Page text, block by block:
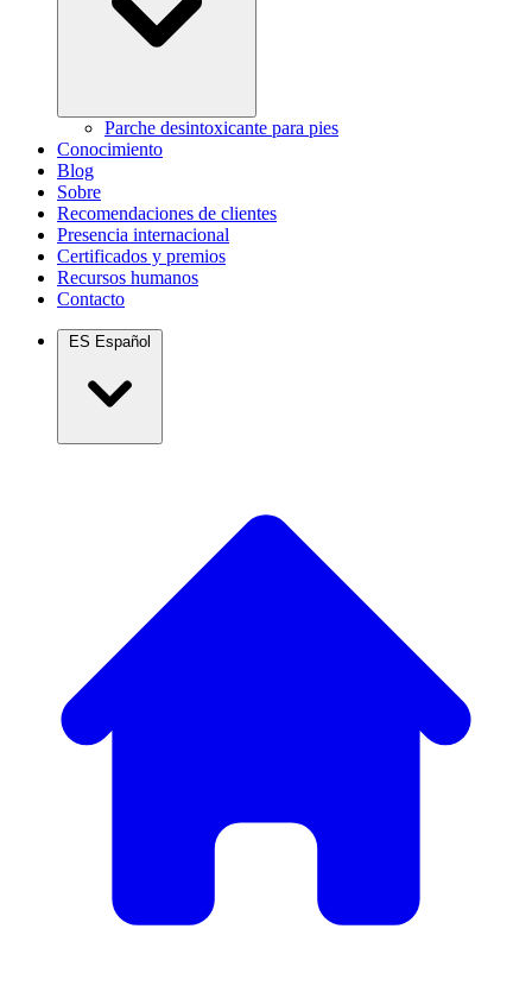
Parche desintoxicante para pies
Conocimiento
Blog
Sobre
Recomendaciones de clientes
Presencia internacional
Certificados y premios
Recursos humanos
Contacto
ES Español